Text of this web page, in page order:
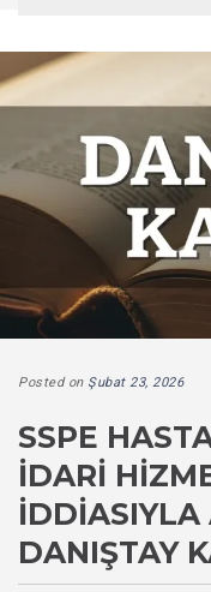
Posted on Şubat 23, 2026
SSPE
İDARI
DANIŞTAY